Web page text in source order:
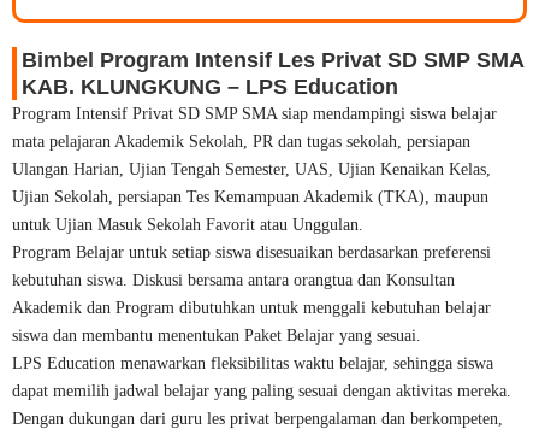
Bimbel Program Intensif Les Privat SD SMP SMA
KAB. KLUNGKUNG – LPS Education
Program Intensif Privat SD SMP SMA siap mendampingi siswa belajar
mata pelajaran Akademik Sekolah, PR dan tugas sekolah, persiapan
Ulangan Harian, Ujian Tengah Semester, UAS, Ujian Kenaikan Kelas,
Ujian Sekolah, persiapan Tes Kemampuan Akademik (TKA), maupun
untuk Ujian Masuk Sekolah Favorit atau Unggulan.
Program Belajar untuk setiap siswa disesuaikan berdasarkan preferensi
kebutuhan siswa. Diskusi bersama antara orangtua dan Konsultan
Akademik dan Program dibutuhkan untuk menggali kebutuhan belajar
siswa dan membantu menentukan Paket Belajar yang sesuai.
LPS Education menawarkan fleksibilitas waktu belajar, sehingga siswa
dapat memilih jadwal belajar yang paling sesuai dengan aktivitas mereka.
Dengan dukungan dari guru les privat berpengalaman dan berkompeten,